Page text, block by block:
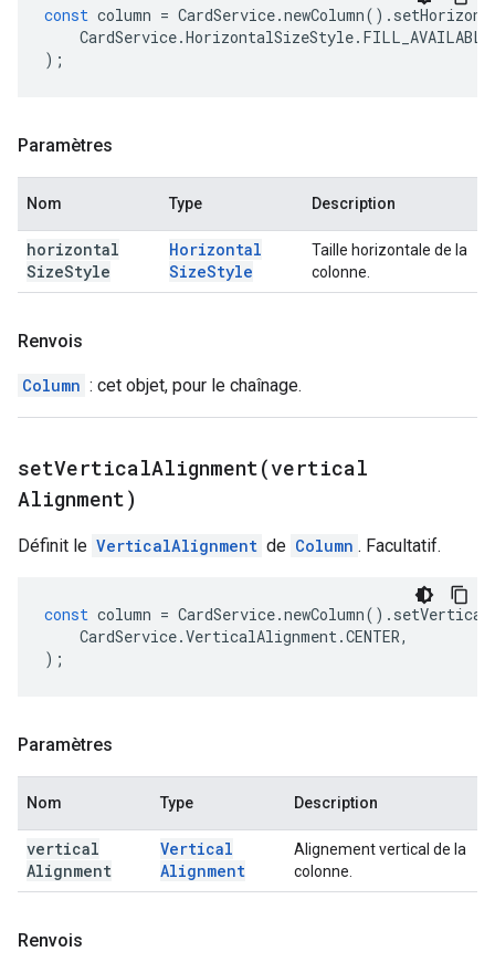
const column = CardService.newColumn().
CardService.HorizontalSizeStyle.
);
Paramètres
Nom Type Description
horizontal
SizeStyle
Horizontal
SizeStyle
Taille horizontale de la
colonne.
Renvois
Column : cet objet, pour le chaînage.
setVerticalAlignment(vertical
Alignment)
Définit le VerticalAlignment de Column . Facultatif.
const column = CardService.newColumn().
CardService.VerticalAlignment.CENTER,
);
Paramètres
Nom Type Description
vertical
Alignment
Vertical
Alignment
Alignement vertical de la
colonne.
Renvois